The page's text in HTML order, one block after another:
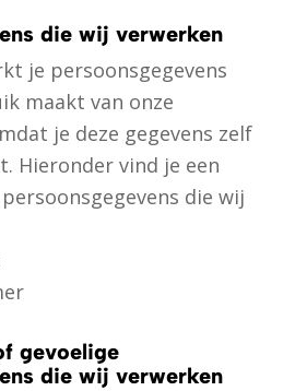
die wij verwerken
je persoonsgegevens
maakt van onze
je deze gegevens zelf
Hieronder vind je een
die wij
gevoelige
die wij verwerken